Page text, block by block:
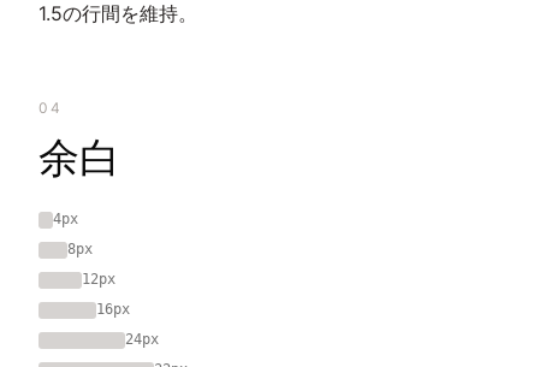
1.5の行間を維持。
04
余白
4px
8px
12px
16px
24px